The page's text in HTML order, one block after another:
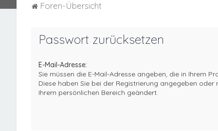
Foren-Übersicht
Passwort zurücksetzen
E-Mail-Adresse:
Sie müssen die E-Mail-Adresse angeben, die in Ihrem
Diese haben Sie bei der Registrierung angegeben oder
Ihrem persönlichen Bereich geändert.